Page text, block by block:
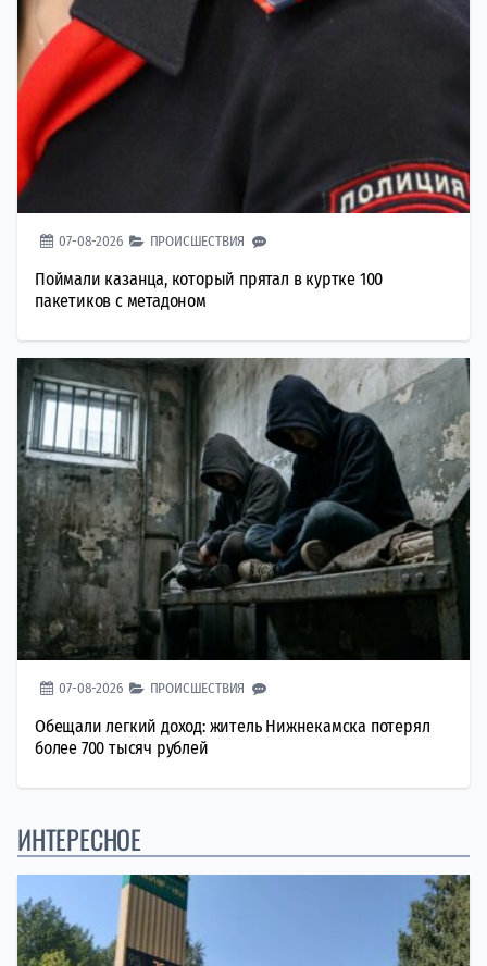
07-08-2026 ПРОИСШЕСТВИЯ
Поймали казанца, который прятал в куртке 100
пакетиков с метадоном
07-08-2026 ПРОИСШЕСТВИЯ
Обещали легкий доход: житель Нижнекамска потерял
более 700 тысяч рублей
ИНТЕРЕСНОЕ